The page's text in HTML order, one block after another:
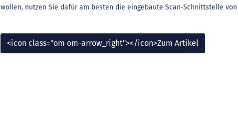
wollen, nutzen Sie dafür am besten die eingebaute Scan-Schnittstelle von
<icon class="om om-arrow_right"></icon>Zum Artikel